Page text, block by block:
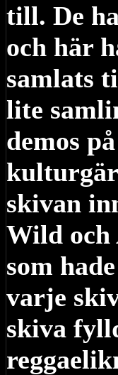
till. De
och här
samlats
lite
demos
skivan
Wild och
som
varje
skiva